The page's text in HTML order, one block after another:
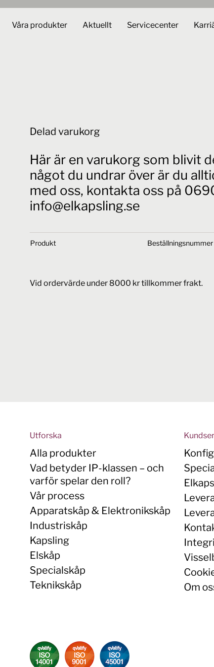
Våra produkter Aktuellt Servicecenter
Delad varukorg
Här är en varukorg som blivit
något du undrar över är du
med oss, kontakta oss på
info@elkapsling.se
Produkt Beställningsnummer
Vid ordervärde under 8000 kr tillkommer frakt.
Utforska
Alla produkter
Vad betyder IP-klassen – och
varför spelar den roll?
Vår process
Apparatskåp & Elektronikskåp
Industriskåp
Kapsling
Elskåp
Specialskåp
Teknikskåp
Om